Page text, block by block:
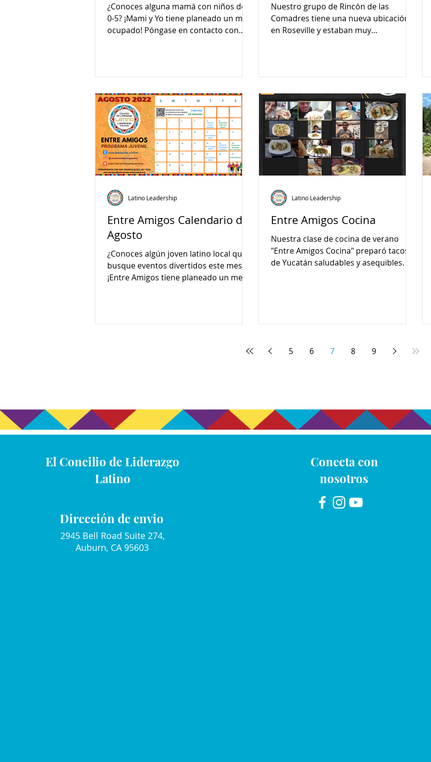
¿Conoces alguna mamá con niños de
0-5? ¡Mami y Yo tiene planeado un mes
ocupado! Póngase en contacto con
Nuestro grupo de Rincón de las
Comadres tiene una nueva ubicación
en Roseville y estaban muy
Entre Amigos Calendario de
Agosto
¿Conoces algún joven latino local que
busque eventos divertidos este mes?
¡Entre Amigos tiene planeado un mes
Latino Leadership
Entre Amigos Cocina
Nuestra clase de cocina de verano
"Entre Amigos Cocina" preparó tacos
de Yucatán saludables y asequibles.
Latino Leadership
5 6 7 8 9
El Concilio de Liderazgo
Latino
Dirección de envio
2945 Bell Road Suite 274,
Auburn, CA 95603
Conecta con
nosotros